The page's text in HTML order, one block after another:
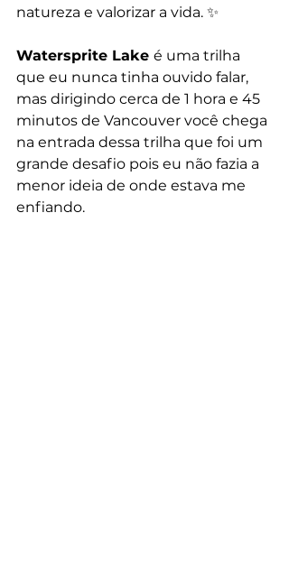
natureza e valorizar a vida. ✨
Watersprite Lake é uma trilha
que eu nunca tinha ouvido falar,
mas dirigindo cerca de 1 hora e 45
minutos de Vancouver você chega
na entrada dessa trilha que foi um
grande desafio pois eu não fazia a
menor ideia de onde estava me
enfiando.